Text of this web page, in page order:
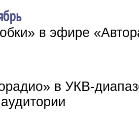
в эфире
в УКВ-